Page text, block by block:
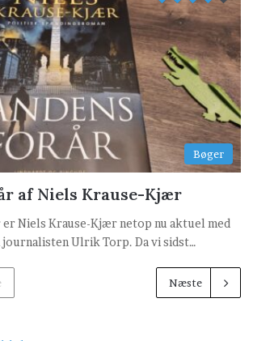
Bøger
af Niels Krause-Kjær
er Niels Krause-Kjær netop nu aktuel med
journalisten Ulrik Torp. Da vi sidst…
Næste